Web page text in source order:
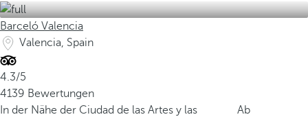
Barceló Valencia
Valencia, Spain
4.3/5
4139 Bewertungen
In der Nähe der Ciudad de las Artes y las
Ab